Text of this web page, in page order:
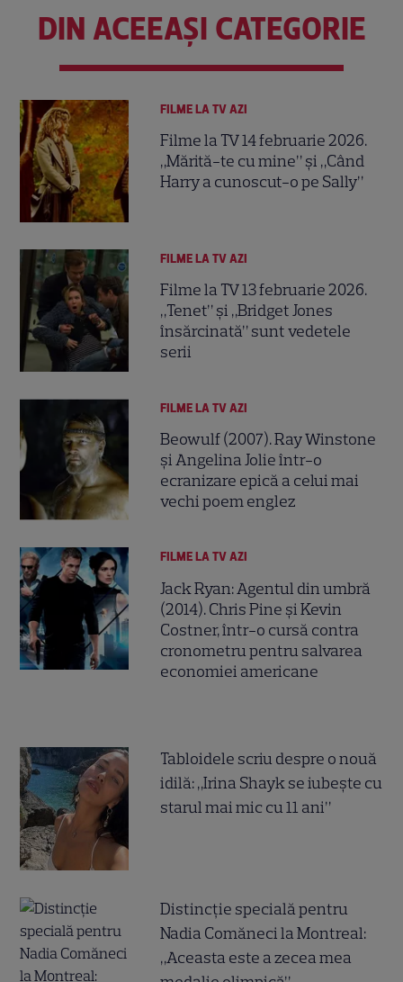
DIN ACEEAȘI CATEGORIE
FILME LA TV AZI
Filme la TV 14 februarie 2026.
„Mărită-te cu mine” și „Când
Harry a cunoscut-o pe Sally”
FILME LA TV AZI
Filme la TV 13 februarie 2026.
„Tenet” și „Bridget Jones
însărcinată” sunt vedetele
serii
FILME LA TV AZI
Beowulf (2007). Ray Winstone
și Angelina Jolie într-o
ecranizare epică a celui mai
vechi poem englez
FILME LA TV AZI
Jack Ryan: Agentul din umbră
(2014). Chris Pine și Kevin
Costner, într-o cursă contra
cronometru pentru salvarea
economiei americane
Tabloidele scriu despre o nouă
idilă: „Irina Shayk se iubește cu
starul mai mic cu 11 ani”
Distincție specială pentru
Nadia Comăneci la Montreal:
„Aceasta este a zecea mea